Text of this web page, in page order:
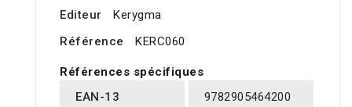
Editeur
Kerygma
Référence
KERC060
Références spécifiques
EAN-13
9782905464200